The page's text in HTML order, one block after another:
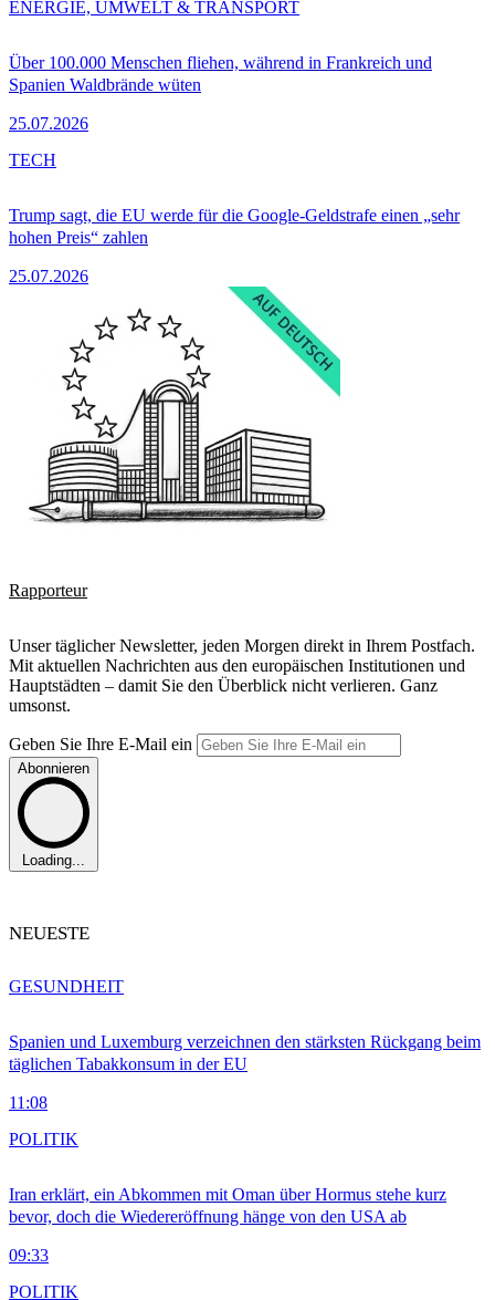
Über 100.000 Menschen fliehen, während in Frankreich und
Spanien Waldbrände wüten
25.07.2026
ENERGIE, UMWELT & TRANSPORT
Trump sagt, die EU werde für die Google-Geldstrafe einen „sehr
hohen Preis“ zahlen
25.07.2026
TECH
Rapporteur
Unser täglicher Newsletter, jeden Morgen direkt in Ihrem Postfach.
Mit aktuellen Nachrichten aus den europäischen Institutionen und
Hauptstädten – damit Sie den Überblick nicht verlieren. Ganz
umsonst.
Geben Sie Ihre E-Mail ein
Abonnieren
Loading...
NEUESTE
Spanien und Luxemburg verzeichnen den stärksten Rückgang beim
täglichen Tabakkonsum in der EU
11:08
GESUNDHEIT
Iran erklärt, ein Abkommen mit Oman über Hormus stehe kurz
bevor, doch die Wiedereröffnung hänge von den USA ab
09:33
POLITIK
POLITIK